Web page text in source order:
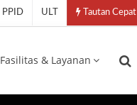
PPID ULT Tautan Cepat
Fasilitas & Layanan